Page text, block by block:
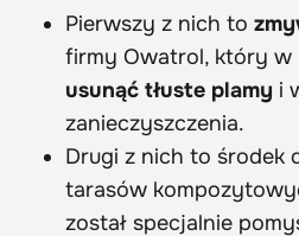
Pierwszy z nich to
firmy Owatrol, który w
usunąć tłuste plamy i
zanieczyszczenia.
Drugi z nich to środek
tarasów
został specjalnie